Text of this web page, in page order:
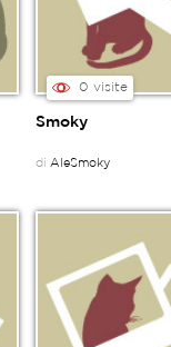
0 visite
Smoky
di AleSmoky